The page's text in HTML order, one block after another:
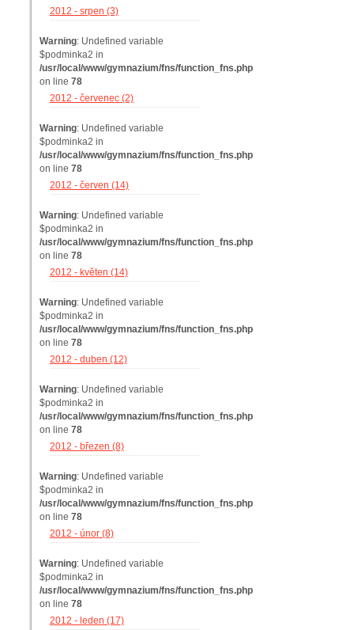
2012 - srpen (3)
Warning: Undefined variable
$podminka2 in
/usr/local/www/gymnazium/fns/function_fns.php
on line 78
2012 - červenec (2)
Warning: Undefined variable
$podminka2 in
/usr/local/www/gymnazium/fns/function_fns.php
on line 78
2012 - červen (14)
Warning: Undefined variable
$podminka2 in
/usr/local/www/gymnazium/fns/function_fns.php
on line 78
2012 - květen (14)
Warning: Undefined variable
$podminka2 in
/usr/local/www/gymnazium/fns/function_fns.php
on line 78
2012 - duben (12)
Warning: Undefined variable
$podminka2 in
/usr/local/www/gymnazium/fns/function_fns.php
on line 78
2012 - březen (8)
Warning: Undefined variable
$podminka2 in
/usr/local/www/gymnazium/fns/function_fns.php
on line 78
2012 - únor (8)
Warning: Undefined variable
$podminka2 in
/usr/local/www/gymnazium/fns/function_fns.php
on line 78
2012 - leden (17)